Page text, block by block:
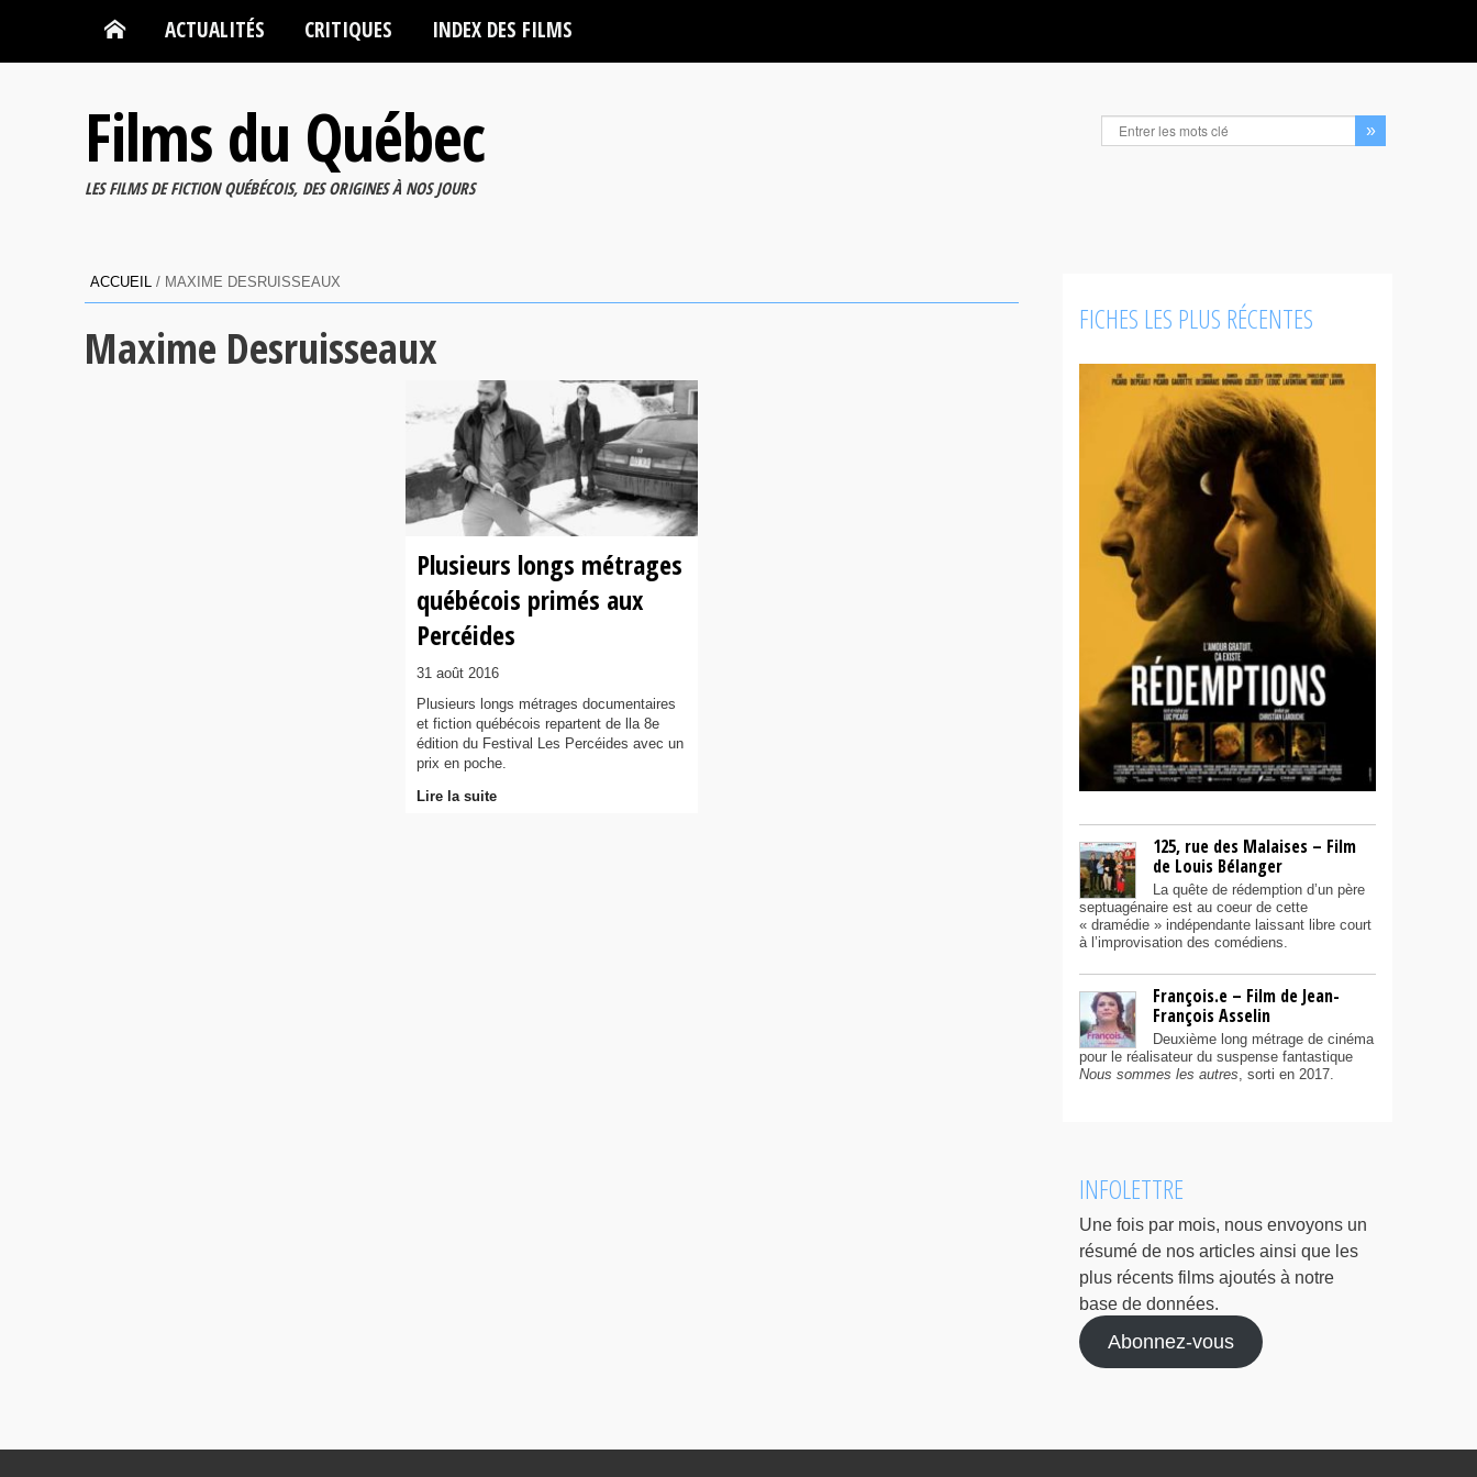
ACTUALITÉS CRITIQUES INDEX DES FILMS
Films du Québec
LES FILMS DE FICTION QUÉBÉCOIS, DES ORIGINES À NOS JOURS
ACCUEIL / MAXIME DESRUISSEAUX
Maxime Desruisseaux
Plusieurs longs métrages
québécois primés aux
Percéides
31 août 2016
Plusieurs longs métrages documentaires
et fiction québécois repartent de lla 8e
édition du Festival Les Percéides avec un
prix en poche.
Lire la suite
FICHES LES PLUS RÉCENTES
125, rue des Malaises – Film
de Louis Bélanger
La quête de rédemption d’un père
septuagénaire est au coeur de cette
« dramédie » indépendante laissant libre court
à l’improvisation des comédiens.
François.e – Film de Jean-
François Asselin
Deuxième long métrage de cinéma
pour le réalisateur du suspense fantastique
Nous sommes les autres, sorti en 2017.
INFOLETTRE
Une fois par mois, nous envoyons un
résumé de nos articles ainsi que les
plus récents films ajoutés à notre
base de données.
Abonnez-vous